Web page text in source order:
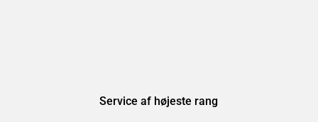
Service af højeste rang